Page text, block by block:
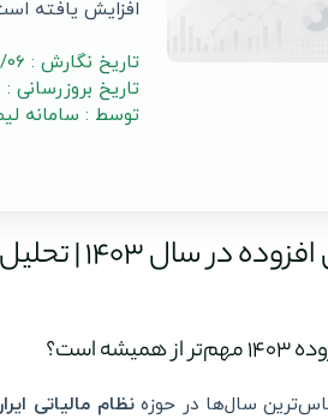
افزایش یافته
تاریخ نگارش : 1403/01/06
تاریخ بروزرسانی : 1405/03/23
توسط : سامانه
افزایش
است؟
نظام مالیاتی